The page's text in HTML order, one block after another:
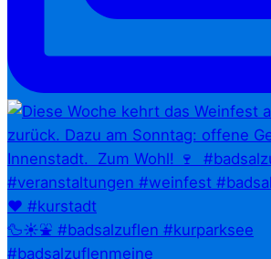
🦆☀️⛲ #badsalzuflen #kurparksee
#badsalzuflenmeine